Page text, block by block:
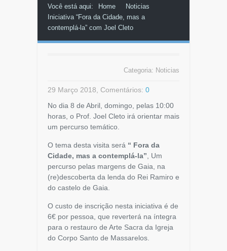
Você está aqui: Home
Noticias
Iniciativa “Fora da Cidade, mas a
contemplá-la” com Joel Cleto
Categoria: Noticias
29 Março 2018, Comentários: 0
No dia 8 de Abril, domingo, pelas 10:00
horas, o Prof. Joel Cleto irá orientar mais
um percurso temático.
O tema desta visita será “ Fora da
Cidade, mas a contemplá-la” , Um
percurso pelas margens de Gaia, na
(re)descoberta da lenda do Rei Ramiro e
do castelo de Gaia.
O custo de inscrição nesta iniciativa é de
6€ por pessoa, que reverterá na íntegra
para o restauro de Arte Sacra da Igreja
do Corpo Santo de Massarelos.